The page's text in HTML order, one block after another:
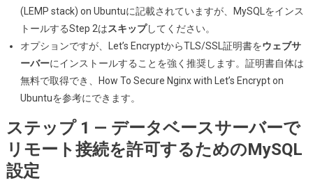
化
法
(LEMP stack) on Ubuntuに記載されていますが、MySQLをインス
トールするStep 2はスキップしてください。
オプションですが、Let’s EncryptからTLS/SSL証明書をウェブサ
ーバーにインストールすることを強く推奨します。証明書自体は
無料で取得でき、How To Secure Nginx with Let’s Encrypt on
Ubuntuを参考にできます。
ステップ 1 — データベースサーバーで
リモート接続を許可するためのMySQL
設定